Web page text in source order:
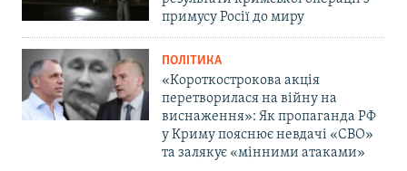
примусу Росії до миру
ПОЛІТИКА
«Короткострокова акція
перетворилася на війну на
виснаження»: Як пропаганда РФ
у Криму пояснює невдачі «СВО»
та залякує «мінними атаками»